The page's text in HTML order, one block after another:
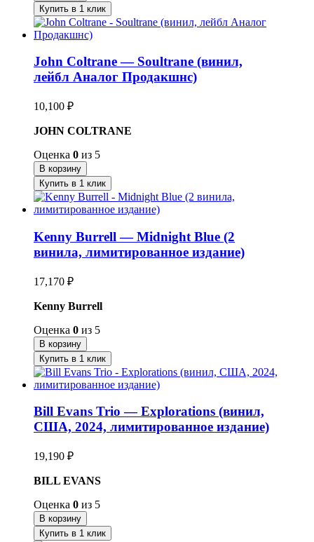
Купить в 1 клик
John Coltrane — Soultrane (винил,
лейбл Аналог Продакшнс)
10,100 ₽
JOHN COLTRANE
Оценка 0 из 5
В корзину
Купить в 1 клик
Kenny Burrell — Midnight Blue (2
винила, лимитированное издание)
17,170 ₽
Kenny Burrell
Оценка 0 из 5
В корзину
Купить в 1 клик
Bill Evans Trio — Explorations (винил,
США, 2024, лимитированное издание)
19,190 ₽
BILL EVANS
Оценка 0 из 5
В корзину
Купить в 1 клик